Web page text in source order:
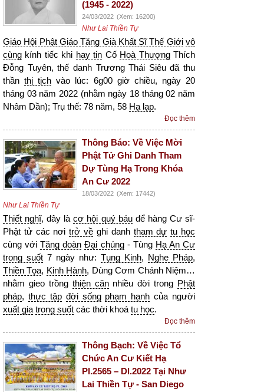
(1945 - 2022)
24/03/2022 (Xem: 16200)
Như Lai Thiền Tự
Giáo Hội Phật Giáo Tăng Già Khất Sĩ Thế Giới vô
cùng kính tiếc khi hay tin Cố Hoà ThượngThích
Đỗng Tuyên, thế danh Trương Thái Siêu đã thu
thầnthị tịch vào lúc: 6g00 giờ chiều, ngày 20
tháng 03 năm 2022 (nhằm ngày 18 tháng 02 năm
Nhâm Dần); Trụ thế: 78 năm, 58 Hạ lạp.
Đọc thêm
Thông Báo: Về Việc Mời
Phật Tử Ghi Danh Tham
Dự Tùng Hạ Trong Khóa
An Cư 2022
18/03/2022 (Xem: 17442)
Như Lai Thiền Tự
Thiết nghĩ, đây làcơ hội quý báuđể hàng Cư sĩ-
Phật tử các nơitrở về ghi danh tham dự tu học
cùng vớiTăng đoàn Đại chúng- Tùng Hạ An Cư
trong suốt 7 ngày như: Tụng Kinh, Nghe Pháp,
Thiền Tọa, Kinh Hành, Dùng Cơm Chánh Niệm…
nhằm gieo trồng thiện cănnhiều đời trong Phật
pháp, thực tập đời sống phạm hạnh của người
xuất gia trong suốt các thời khoátu học.
Đọc thêm
Thông Bạch: Về Việc Tổ
Chức An Cư Kiết Hạ
Pl.2565 – Dl.2022 Tại Như
Lai Thiền Tự - San Diego